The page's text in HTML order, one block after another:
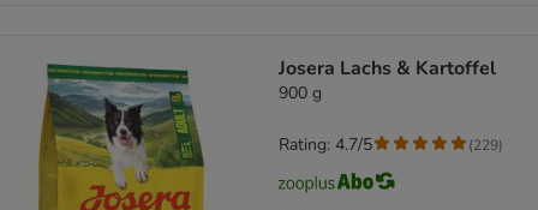
Josera Lachs & Kartoffel
900 g
Rating: 4.7/5 (229)